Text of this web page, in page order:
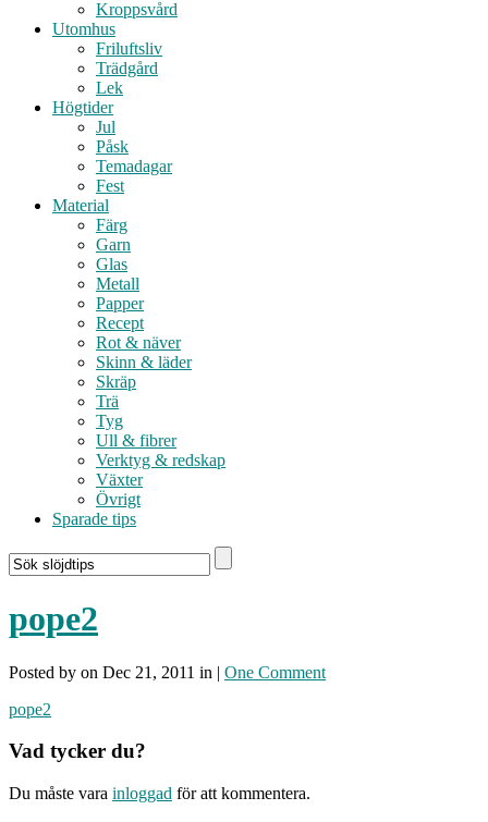
Kroppsvård
Utomhus
Friluftsliv
Trädgård
Lek
Högtider
Jul
Påsk
Temadagar
Fest
Material
Färg
Garn
Glas
Metall
Papper
Recept
Rot & näver
Skinn & läder
Skräp
Trä
Tyg
Ull & fibrer
Verktyg & redskap
Växter
Övrigt
Sparade tips
pope2
Posted by on Dec 21, 2011 in | One Comment
pope2
Vad tycker du?
Du måste vara inloggad för att kommentera.